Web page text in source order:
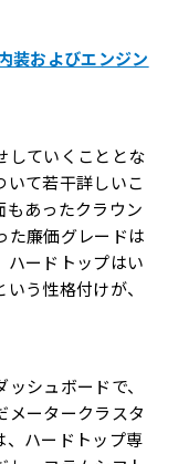
装およびエンジン
していくこととな
いて若干詳しいこ
もあったクラウン
た廉価グレードは
ハードトップはい
う性格付けが、
シュボードで、
メータークラスタ
、ハードトップ専